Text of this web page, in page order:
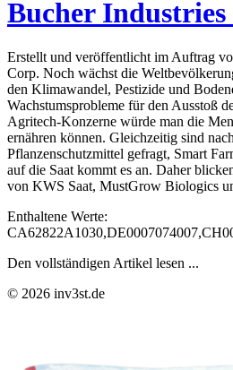
Bucher
Erstellt und veröffentlicht im Auftrag
Corp. Noch wächst die
den Klimawandel, Pestizide und
Wachstumsprobleme für den Ausstoß
Agritech-Konzerne würde man die
ernähren können. Gleichzeitig sind
Pflanzenschutzmittel gefragt, Smart
auf die Saat kommt es an. Daher
von KWS Saat, MustGrow Biologics
Enthaltene Werte:
Den vollständigen Artikel lesen ...
© 2026 inv3st.de